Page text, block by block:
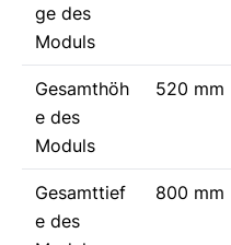
ge des
Moduls
Gesamthöh
e des
Moduls
520 mm
Gesamttief
e des
800 mm